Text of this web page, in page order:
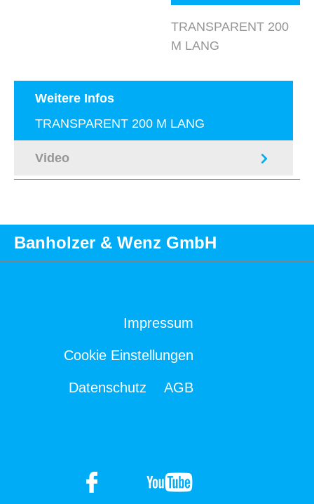
TRANSPARENT 200
M LANG
Weitere Infos
TRANSPARENT 200 M LANG
Video
Banholzer & Wenz GmbH
Impressum
Cookie Einstellungen
Datenschutz AGB